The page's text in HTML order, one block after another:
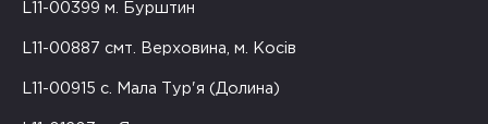
L11-00399 м. Бурштин
L11-00887 смт. Верховина, м. Косів
L11-00915 с. Мала Тур'я (Долина)